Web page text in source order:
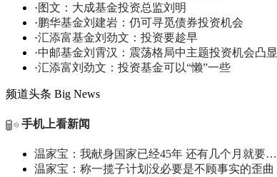
·图文：大成基金投资总监刘明
·鹏华基金刘建岩：仍可寻觅债券投资机会
·汇添富基金刘劲文：投资要趁早
·中邮基金刘霄汉：震荡格局中主题投资机会凸显
·汇添富刘劲文：投资基金可以“懒”一些
频道头条 Big News
手机上看新闻
温家宝：我献身国家已经45年 还有几个月就要…
温家宝：称一揽子计划没必要是不顾事实的歪曲